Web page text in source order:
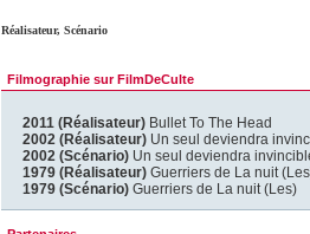
Réalisateur, Scénario
Filmographie sur FilmDeCulte
2011 (Réalisateur) Bullet To The Head
2002 (Réalisateur) Un seul deviendra
2002 (Scénario) Un seul deviendra
1979 (Réalisateur) Guerriers de La nuit
1979 (Scénario) Guerriers de La nuit (Les)